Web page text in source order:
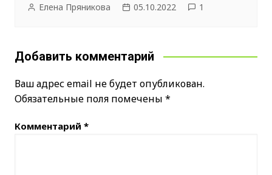
Елена Пряникова 05.10.2022 1
Добавить комментарий
Ваш адрес email не будет опубликован.
Обязательные поля помечены *
Комментарий *